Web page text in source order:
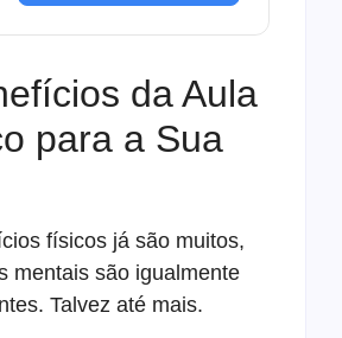
da Aula
para a Sua
físicos já são muitos,
mentais são igualmente
Talvez até mais.